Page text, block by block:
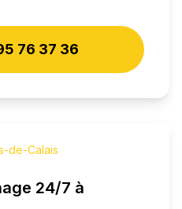
76 37 36
de-Calais
24/7 à